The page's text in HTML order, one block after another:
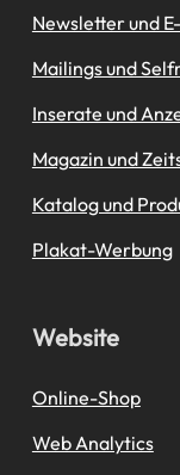
Newsletter und
Mailings und
Inserate und
Magazin und
Katalog und
Plakat-Werbung
Website
Online-Shop
Web Analytics